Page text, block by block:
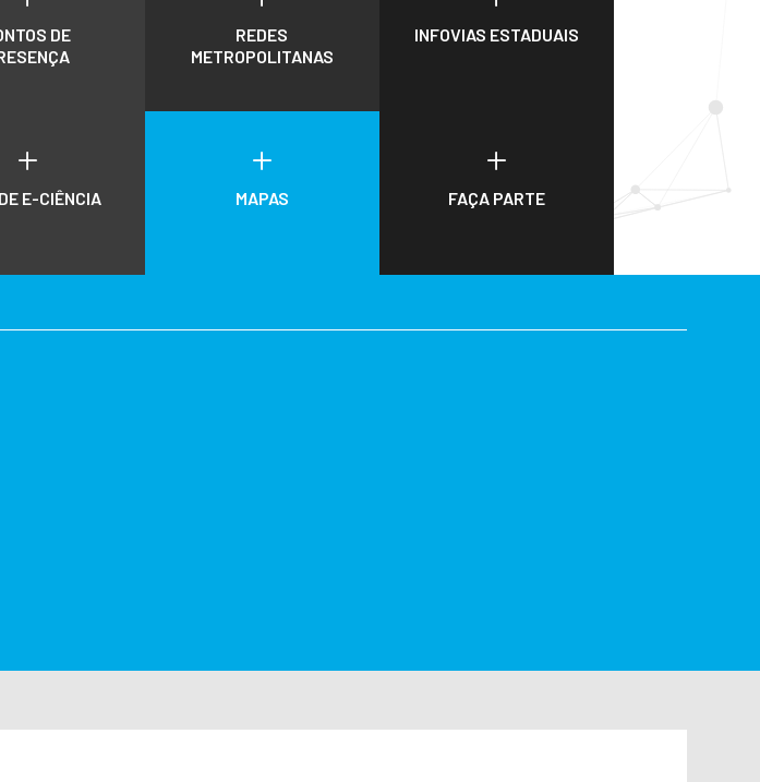
DE
REDES
METROPOLITANAS
INFOVIAS ESTADUAIS
L
E-CIÊNCIA
L
MAPAS
L
FAÇA PARTE